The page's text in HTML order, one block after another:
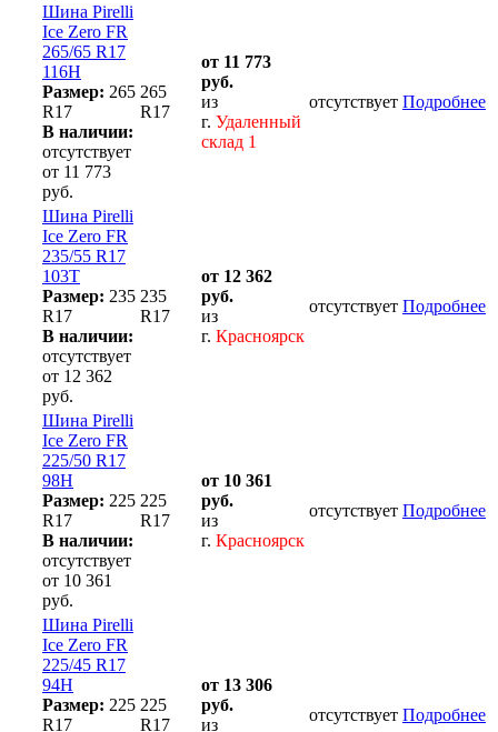
Шина Pirelli
Ice Zero FR
265/65 R17
116H
Размер: 265
R17
В наличии:
отсутствует
от 11 773
руб.
265
R17
от 11 773
руб.
из
г. Удаленный
склад 1
отсутствует Подробнее
Шина Pirelli
Ice Zero FR
235/55 R17
103T
Размер: 235
R17
В наличии:
отсутствует
от 12 362
руб.
235
R17
от 12 362
руб.
из
г. Красноярск
отсутствует Подробнее
Шина Pirelli
Ice Zero FR
225/50 R17
98H
Размер: 225
R17
В наличии:
отсутствует
от 10 361
руб.
225
R17
от 10 361
руб.
из
г. Красноярск
отсутствует Подробнее
Шина Pirelli
Ice Zero FR
225/45 R17
94H
Размер: 225
R17
225
R17
от 13 306
руб.
из
отсутствует Подробнее